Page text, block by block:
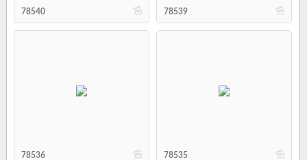
b
78540 b
78539
b
78536 b
78535